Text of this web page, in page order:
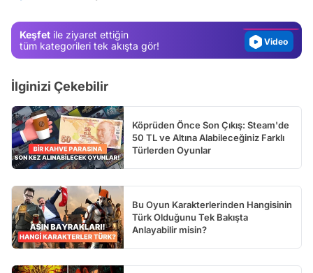
Keşfet ile ziyaret ettiğin
tüm kategorileri tek akışta gör!
Video
İlginizi Çekebilir
Köprüden Önce Son Çıkış: Steam'de
50 TL ve Altına Alabileceğiniz Farklı
Türlerden Oyunlar
Bu Oyun Karakterlerinden Hangisinin
Türk Olduğunu Tek Bakışta
Anlayabilir misin?